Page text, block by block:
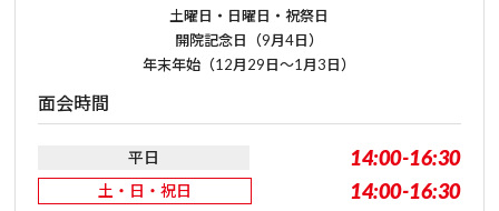
土曜日・日曜日・祝祭日
開院記念日（9月4日）
年末年始（12月29日～1月3日）
面会時間
平日 14:00-16:30
土・日・祝日 14:00-16:30